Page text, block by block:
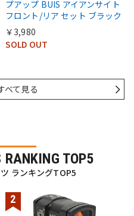
プアップ BUIS アイアンサイト
フロント/リア セット ブラック
￥3,980
SOLD OUT
べて見る
RANKING TOP5
ランキングTOP5